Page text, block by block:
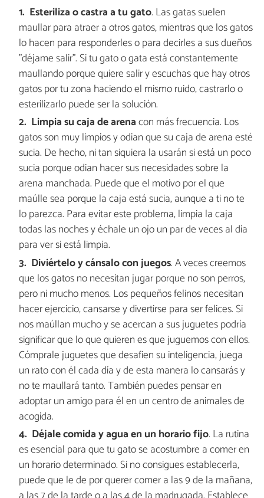
Esteriliza o castra a tu gato. Las gatas suelen
maullar para atraer a otros gatos, mientras que los gatos
lo hacen para responderles o para decirles a sus dueños
"déjame salir". Si tu gato o gata está constantemente
maullando porque quiere salir y escuchas que hay otros
gatos por tu zona haciendo el mismo ruido, castrarlo o
esterilizarlo puede ser la solución.
Limpia su caja de arenacon más frecuencia. Los
gatos son muy limpios y odian que su caja de arena esté
sucia. De hecho, ni tan siquiera la usarán si está un poco
sucia porque odian hacer sus necesidades sobre la
arena manchada. Puede que el motivo por el que
maúlle sea porque la caja está sucia, aunque a ti no te
lo parezca. Para evitar este problema, limpia la caja
todas las noches y échale un ojo un par de veces al día
para ver si está limpia.
Diviértelo y cánsalo con juegos. A veces creemos
que los gatos no necesitan jugar porque no son perros,
pero ni mucho menos. Los pequeños felinos necesitan
hacer ejercicio, cansarse y divertirse para ser felices. Si
nos maúllan mucho y se acercan a sus juguetes podría
significar que lo que quieren es que juguemos con ellos.
Cómprale juguetes que desafien su inteligencia, juega
un rato con él cada día y de esta manera lo cansarás y
no te maullará tanto. También puedes pensar en
adoptar un amigo para él en un centro de animales de
acogida.
Déjale comida y agua en un horario fijo. La rutina
es esencial para que tu gato se acostumbre a comer en
un horario determinado. Si no consigues establecerla,
puede que le de por querer comer a las 9 de la mañana,